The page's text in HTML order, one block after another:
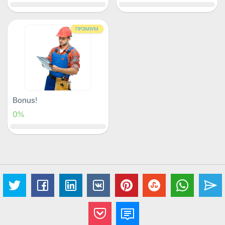
ПРЭМІУМ
Bonus!
0%